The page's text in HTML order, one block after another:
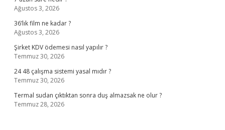
Ağustos 3, 2026
36’lık film ne kadar ?
Ağustos 3, 2026
Şirket KDV ödemesi nasıl yapılır ?
Temmuz 30, 2026
24 48 çalışma sistemi yasal mıdır ?
Temmuz 30, 2026
Termal sudan çıktıktan sonra duş almazsak ne olur ?
Temmuz 28, 2026